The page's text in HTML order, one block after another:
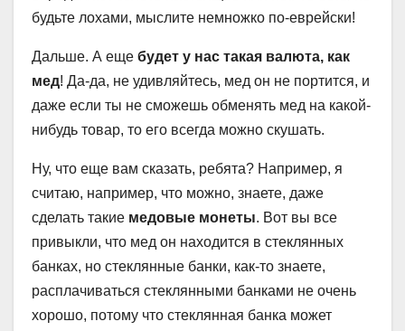
будьте лохами, мыслите немножко по-еврейски!
Дальше. А еще будет у нас такая валюта, как
мед! Да-да, не удивляйтесь, мед он не портится, и
даже если ты не сможешь обменять мед на какой-
нибудь товар, то его всегда можно скушать.
Ну, что еще вам сказать, ребята? Например, я
считаю, например, что можно, знаете, даже
сделать такие медовые монеты. Вот вы все
привыкли, что мед он находится в стеклянных
банках, но стеклянные банки, как-то знаете,
расплачиваться стеклянными банками не очень
хорошо, потому что стеклянная банка может